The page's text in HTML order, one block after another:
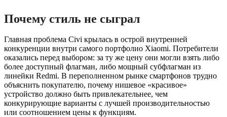
Почему стиль не сыграл
Главная проблема Civi крылась в острой внутренней
конкуренции внутри самого портфолио Xiaomi. Потребители
оказались перед выбором: за ту же цену они могли взять либо
более доступный флагман, либо мощный субфлагман из
линейки Redmi. В переполненном рынке смартфонов трудно
объяснить покупателю, почему нишевое «красивое»
устройство должно быть привлекательнее, чем
конкурирующие варианты с лучшей производительностью
или соотношением цены к функциям.